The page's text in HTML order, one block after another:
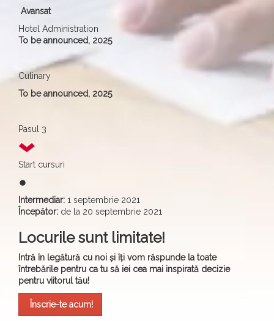
Avansat
Hotel Administration
To be announced, 2025
Culinary
To be announced, 2025
Pasul 3
Start cursuri
fiber_manual_record
Intermediar: 1 septembrie 2021
Începător: de la 20 septembrie 2021
Locurile sunt limitate!
Intră în legătură cu noi și îți vom răspunde la toate
întrebările pentru ca tu să iei cea mai inspirată decizie
pentru viitorul tău!
Înscrie-te acum!